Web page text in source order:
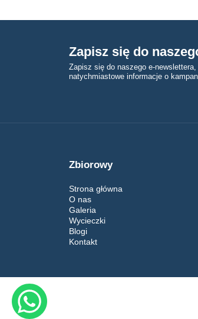
Zapisz się do
Zapisz się do naszego e-
natychmiastowe informacje o
Zbiorowy
Strona główna
O nas
Galeria
Wycieczki
Blogi
Kontakt